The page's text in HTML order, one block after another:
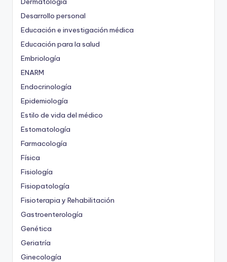
Desarrollo personal
Educación e investigación médica
Educación para la salud
Embriología
ENARM
Endocrinología
Epidemiología
Estilo de vida del médico
Estomatología
Farmacología
Física
Fisiología
Fisiopatología
Fisioterapia y Rehabilitación
Gastroenterología
Genética
Geriatría
Ginecología